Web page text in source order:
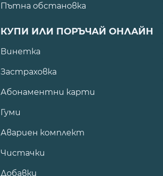
Пътна обстановка
КУПИ ИЛИ ПОРЪЧАЙ ОНЛАЙН
Винетка
Застраховка
Абонаментни карти
Гуми
Авариен комплект
Чистачки
Добавки